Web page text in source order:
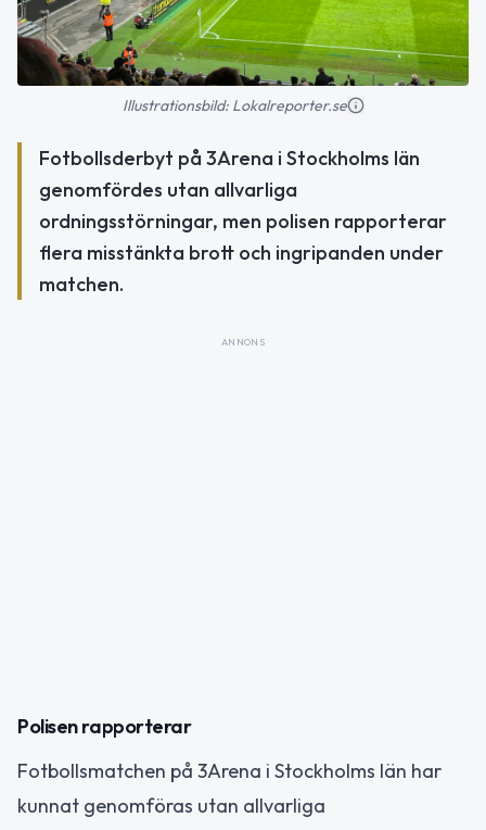
Illustrationsbild: Lokalreporter.se
Fotbollsderbyt på 3Arena i Stockholms län
genomfördes utan allvarliga
ordningsstörningar, men polisen rapporterar
flera misstänkta brott och ingripanden under
matchen.
ANNONS
Polisen rapporterar
Fotbollsmatchen på 3Arena i Stockholms län har
kunnat genomföras utan allvarliga